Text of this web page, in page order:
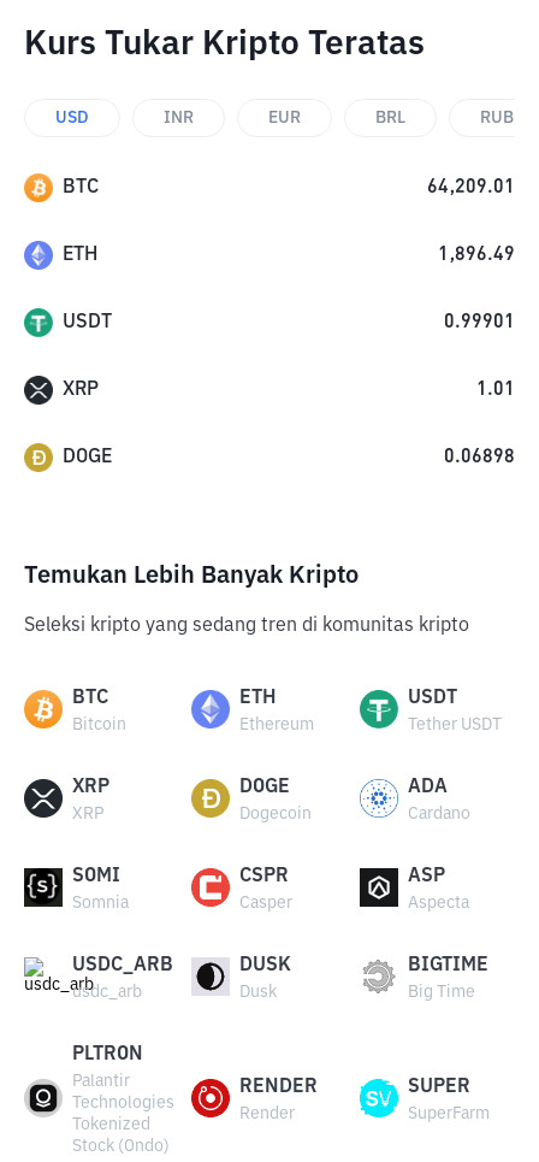
Kurs Tukar Kripto Teratas
USD INR EUR BRL RUB
BTC 64,209.01
ETH 1,896.49
USDT 0.99901
XRP 1.01
DOGE 0.06898
Temukan Lebih Banyak Kripto
Seleksi kripto yang sedang tren di komunitas kripto
BTC
Bitcoin
ETH
Ethereum
USDT
Tether USDT
XRP
XRP
DOGE
Dogecoin
ADA
Cardano
SOMI
Somnia
CSPR
Casper
ASP
Aspecta
USDC_ARB
usdc_arb
DUSK
Dusk
BIGTIME
Big Time
PLTRON
Palantir
Technologies
Tokenized
Stock (Ondo)
RENDER
Render
SUPER
SuperFarm